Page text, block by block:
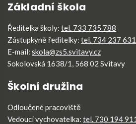
Základní škola
Ředitelka školy: tel. 733 735 788
Zástupkyně ředitelky: tel. 734 237 631
E-mail: skola@zs5.svitavy.cz
Sokolovská 1638/1, 568 02 Svitavy
Školní družina
Odloučené pracoviště
Vedoucí vychovatelka: tel. 730 194